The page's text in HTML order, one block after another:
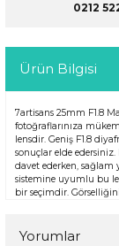
0212
Ürün Bilgisi
7artisans 25mm F1.8
fotoğraflarınıza
lensdir. Geniş F1.8
sonuçlar elde edersiniz.
davet ederken, sağlam
sistemine uyumlu bu
bir seçimdir.
Yorumlar